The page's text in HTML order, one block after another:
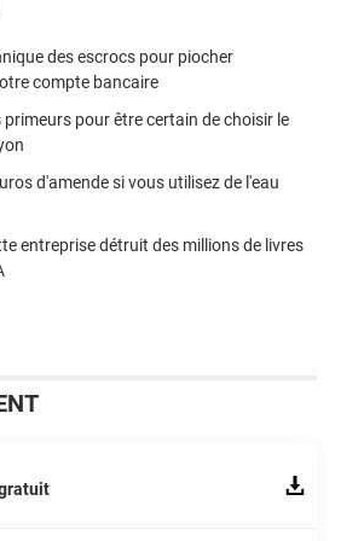
des escrocs pour piocher
compte bancaire
primeurs pour être certain de choisir le
d'amende si vous utilisez de l'eau
entreprise détruit des millions de livres